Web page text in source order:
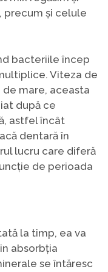
precum și celule
bacteriile încep
Viteza de
mare, aceasta
după ce
astfel încât
dentară în
lucru care diferă
de perioada
la timp, ea va
absorbția
se întăresc